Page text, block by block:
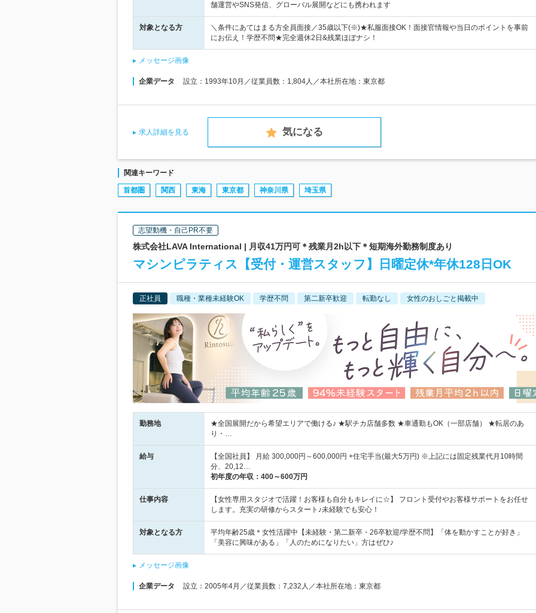
舗運営やSNS発信、グローバル展開などにも携われます
対象となる方
＼条件にあてはまる方全員面接／35歳以下(※)★私服面接OK！面接官情報や当日のポイントを事前
にお伝え！学歴不問★完全週休2日&残業ほぼナシ！
メッセージ画像
企業データ 設立：1993年10月／従業員数：1,804人／本社所在地：東京都
求人詳細を見る 気になる
関連キーワード
首都圏 関西 東海 東京都 神奈川県 埼玉県
志望動機・自己PR不要
株式会社LAVA International | 月収41万円可＊残業月2h以下＊短期海外勤務制度あり
マシンピラティス【受付・運営スタッフ】日曜定休*年休128日OK
正社員 職種・業種未経験OK 学歴不問 第二新卒歓迎 転勤なし 女性のおしごと掲載中
勤務地
★全国展開だから希望エリアで働ける♪ ★駅チカ店舗多数 ★車通勤もOK（一部店舗） ★転居のあ
り・…
給与
【全国社員】 月給 300,000円～600,000円 +住宅手当(最大5万円) ※上記には固定残業代月10時間
分、20,12…
初年度の年収： 400～600万円
仕事内容
【女性専用スタジオで活躍！お客様も自分もキレイに☆】 フロント受付やお客様サポートをお任せ
します。充実の研修からスタート♪未経験でも安心！
対象となる方
平均年齢25歳＊女性活躍中【未経験・第二新卒・26卒歓迎/学歴不問】「体を動かすことが好き」
「美容に興味がある」「人のためになりたい」方はぜひ♪
メッセージ画像
企業データ 設立：2005年4月／従業員数：7,232人／本社所在地：東京都